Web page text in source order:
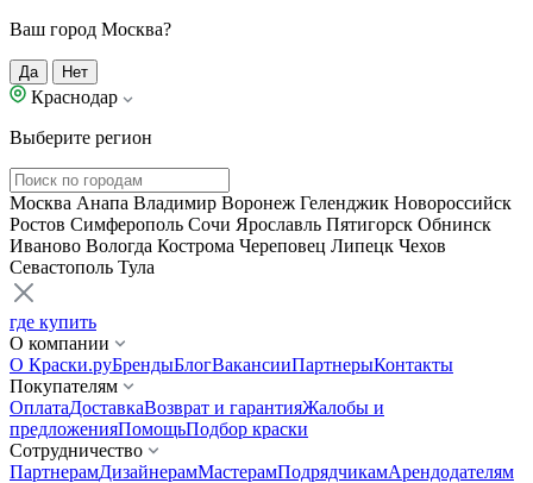
Ваш город Москва?
Да Нет
Краснодар
Выберите регион
Москва Анапа Владимир Воронеж Геленджик Новороссийск
Ростов Симферополь Сочи Ярославль Пятигорск Обнинск
Иваново Вологда Кострома Череповец Липецк Чехов
Севастополь Тула
где купить
О компании
О Краски.руБрендыБлогВакансииПартнерыКонтакты
Покупателям
ОплатаДоставкаВозврат и гарантияЖалобы и
предложенияПомощьПодбор краски
Сотрудничество
ПартнерамДизайнерамМастерамПодрядчикамАрендодателям